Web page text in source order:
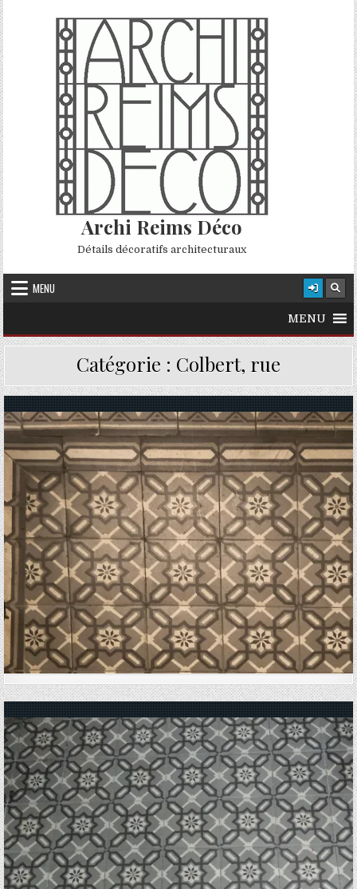
Skip to content
Archi Reims Déco
Détails décoratifs architecturaux
MENU
MENU
Catégorie : Colbert, rue
Posted in
Posted in